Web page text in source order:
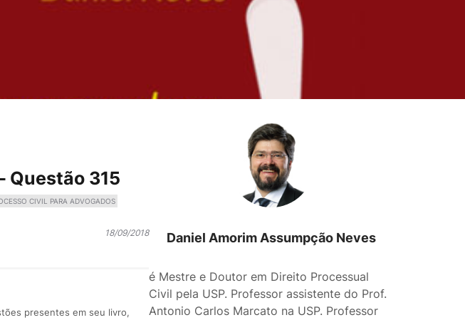
Questão 315
CIVIL PARA ADVOGADOS
18/09/2018
presentes em seu livro,
Daniel Amorim Assumpção Neves
é Mestre e Doutor em Direito Processual
Civil pela USP. Professor assistente do Prof.
Antonio Carlos Marcato na USP. Professor